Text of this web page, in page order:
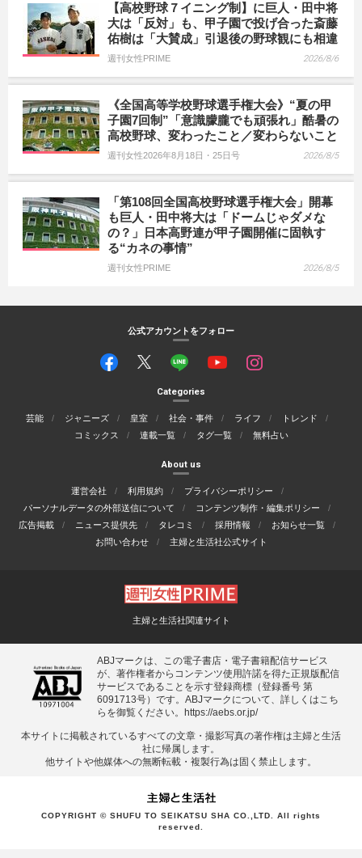
【高校野球７イニング制】に巨人・田中将
大は「反対」も、甲子園で投げ合った斎藤
佑樹は「大賛成」引退後の野球観にも相違
週刊女性PRIME 2026/8/6
《全国高等学校野球選手権大会》“夏の甲
子園7回制”「意識朦朧でも頑張れ」酷暑の
高校野球、変わったこと／変わらないこと
週刊女性2026年8月18日・25日号 2026/8/5
「第108回全国高校野球選手権大会」開幕
も巨人・田中将大は「ドームじゃダメな
の？」日本高野連が甲子園開催に固執す
る“カネの事情”
週刊女性PRIME 2026/8/5
公式アカウントをフォロー
Categories
芸能 ジャニーズ 皇室 社会・事件 ライフ
トレンド
コミックス
連載一覧 タグ一覧 無料占い
About us
運営会社 利用規約
プライバシーポリシー
パーソナルデータの外部送信について
コンテンツ制作・編集ポリシー
広告掲載
ニュース提供先 タレコミ 採用情報
お知らせ一覧
お問い合わせ
主婦と生活社公式サイト
主婦と生活社関連サイト
ABJマークは、この電子書店・電子書籍配信サービス
が、著作権者からコンテンツ使用許諾を得た正規版配信
サービスであることを示す登録商標（登録番号 第
6091713号）です。ABJマークについて、詳しくはこち
らを御覧ください。
https://aebs.or.jp/
本サイトに掲載されているすべての⽂章・撮影写真の著作権は主婦と⽣活
社に帰属します。
他サイトや他媒体への無断転載・複製⾏為は固く禁⽌します。
COPYRIGHT © SHUFU TO SEIKATSU SHA CO.,LTD. All rights
reserved.